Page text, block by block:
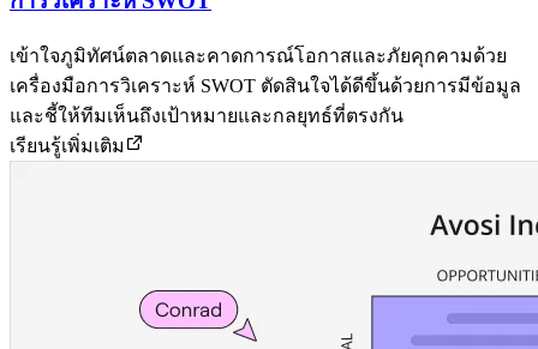
เข้าใจภูมิทัศน์ตลาดและคาดการณ์โอกาสและภัยคุกคามด้วย
เครื่องมือการวิเคราะห์ SWOT ตัดสินใจได้ดีขึ้นด้วยการมีข้อมูล
และชี้ให้ทีมเห็นถึงเป้าหมายและกลยุทธ์ที่ตรงกัน
เรียนรู้เพิ่มเติม